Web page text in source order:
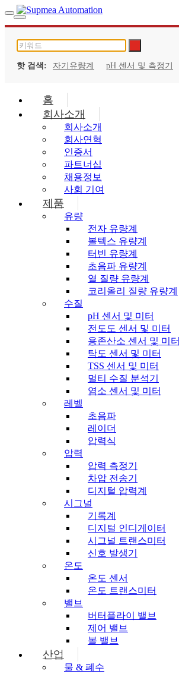
핫 검색: 자기유량계 pH 센서 및 측정기
홈
회사소개
회사소개
회사연혁
인증서
파트너십
채용정보
사회 기여
제품
유량
전자 유량계
볼텍스 유량계
터빈 유량계
초음파 유량계
열 질량 유량계
코리올리 질량 유량계
수질
pH 센서 및 미터
전도도 센서 및 미터
용존산소 센서 및 미터
탁도 센서 및 미터
TSS 센서 및 미터
멀티 수질 분석기
염소 센서 및 미터
레벨
초음파
레이더
압력식
압력
압력 측정기
차압 전송기
디지털 압력계
시그널
기록계
디지털 인디게이터
시그널 트랜스미터
신호 발생기
온도
온도 센서
온도 트랜스미터
밸브
버터플라이 밸브
제어 밸브
볼 밸브
산업
물 & 폐수